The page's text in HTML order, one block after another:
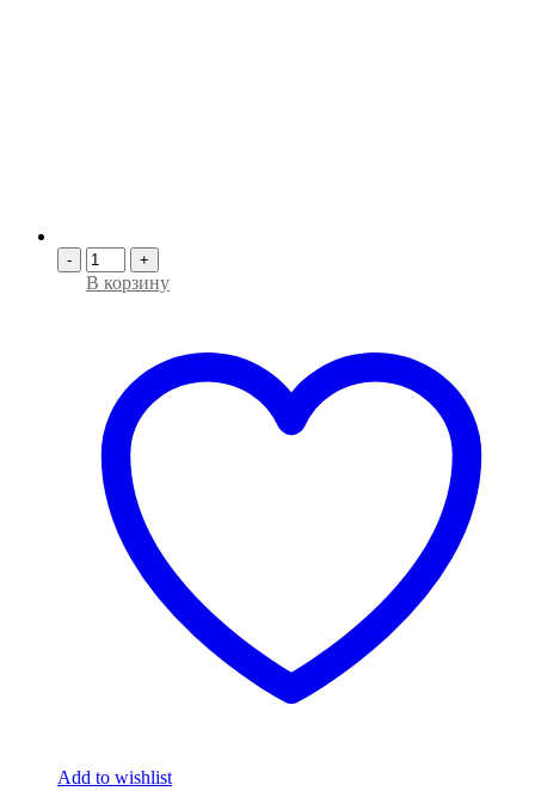
- +
В корзину
Add to wishlist